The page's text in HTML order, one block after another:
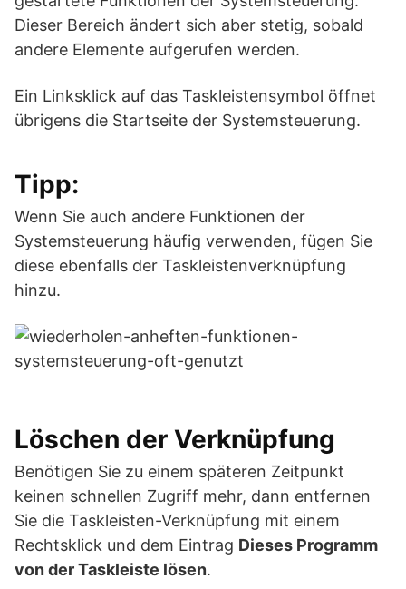
Dieser Bereich ändert sich aber stetig, sobald
andere Elemente aufgerufen werden.
Ein Linksklick auf das Taskleistensymbol öffnet
übrigens die Startseite der Systemsteuerung.
Tipp:
Wenn Sie auch andere Funktionen der
Systemsteuerung häufig verwenden, fügen Sie
diese ebenfalls der Taskleistenverknüpfung
hinzu.
Löschen der Verknüpfung
Benötigen Sie zu einem späteren Zeitpunkt
keinen schnellen Zugriff mehr, dann entfernen
Sie die Taskleisten-Verknüpfung mit einem
Rechtsklick und dem Eintrag Dieses Programm
von der Taskleiste lösen.